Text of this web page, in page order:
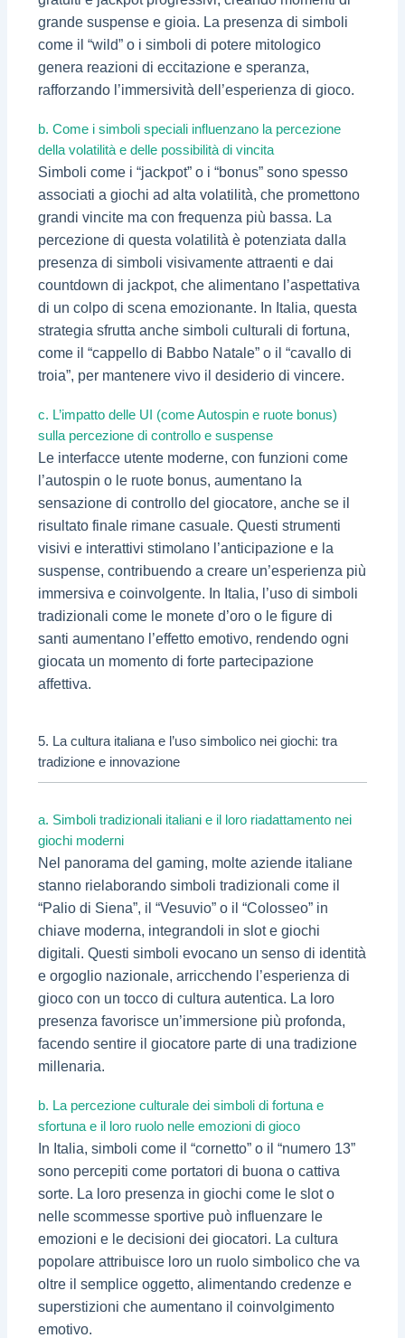
grande suspense e gioia. La presenza di simboli
come il “wild” o i simboli di potere mitologico
genera reazioni di eccitazione e speranza,
rafforzando l’immersività dell’esperienza di gioco.
b. Come i simboli speciali influenzano la percezione
della volatilità e delle possibilità di vincita
Simboli come i “jackpot” o i “bonus” sono spesso
associati a giochi ad alta volatilità, che promettono
grandi vincite ma con frequenza più bassa. La
percezione di questa volatilità è potenziata dalla
presenza di simboli visivamente attraenti e dai
countdown di jackpot, che alimentano l’aspettativa
di un colpo di scena emozionante. In Italia, questa
strategia sfrutta anche simboli culturali di fortuna,
come il “cappello di Babbo Natale” o il “cavallo di
troia”, per mantenere vivo il desiderio di vincere.
c. L’impatto delle UI (come Autospin e ruote bonus)
sulla percezione di controllo e suspense
Le interfacce utente moderne, con funzioni come
l’autospin o le ruote bonus, aumentano la
sensazione di controllo del giocatore, anche se il
risultato finale rimane casuale. Questi strumenti
visivi e interattivi stimolano l’anticipazione e la
suspense, contribuendo a creare un’esperienza più
immersiva e coinvolgente. In Italia, l’uso di simboli
tradizionali come le monete d’oro o le figure di
santi aumentano l’effetto emotivo, rendendo ogni
giocata un momento di forte partecipazione
affettiva.
5. La cultura italiana e l’uso simbolico nei giochi: tra
tradizione e innovazione
a. Simboli tradizionali italiani e il loro riadattamento nei
giochi moderni
Nel panorama del gaming, molte aziende italiane
stanno rielaborando simboli tradizionali come il
“Palio di Siena”, il “Vesuvio” o il “Colosseo” in
chiave moderna, integrandoli in slot e giochi
digitali. Questi simboli evocano un senso di identità
e orgoglio nazionale, arricchendo l’esperienza di
gioco con un tocco di cultura autentica. La loro
presenza favorisce un’immersione più profonda,
facendo sentire il giocatore parte di una tradizione
millenaria.
b. La percezione culturale dei simboli di fortuna e
sfortuna e il loro ruolo nelle emozioni di gioco
In Italia, simboli come il “cornetto” o il “numero 13”
sono percepiti come portatori di buona o cattiva
sorte. La loro presenza in giochi come le slot o
nelle scommesse sportive può influenzare le
emozioni e le decisioni dei giocatori. La cultura
popolare attribuisce loro un ruolo simbolico che va
oltre il semplice oggetto, alimentando credenze e
superstizioni che aumentano il coinvolgimento
emotivo.